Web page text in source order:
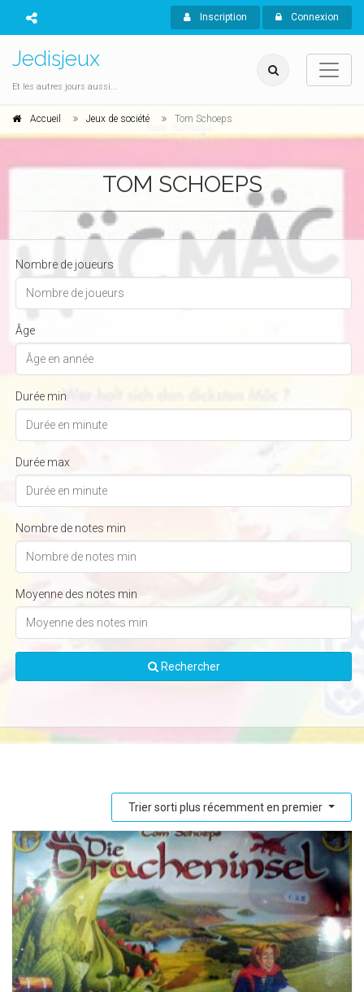
Inscription Connexion
Jedisjeux
Et les autres jours aussi...
Accueil Jeux de société Tom Schoeps
TOM SCHOEPS
Nombre de joueurs
Âge
Durée min
Durée max
Nombre de notes min
Moyenne des notes min
Rechercher
Trier sorti plus récemment en premier